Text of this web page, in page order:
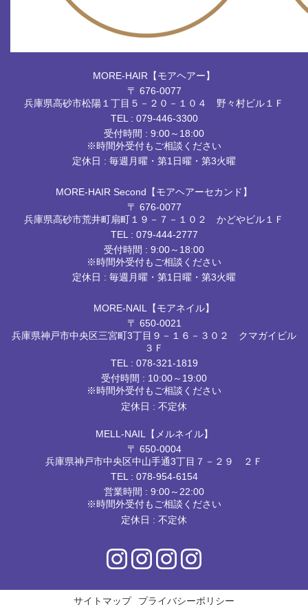
MORE-HAIR【モアヘアー】
〒 676-0077
兵庫県高砂市松陽１丁目５－２０－１０４ 野々村ビル１Ｆ
TEL : 079-446-3300
受付時間 : 9:00～18:00
※時間外受付もご相談ください
定休日 : 毎週月曜・第1日曜・第3火曜
MORE-HAIR Second【モアヘアーセカンド】
〒 676-0077
兵庫県高砂市荒井町扇町１９－７－１０２ かどやビル１Ｆ
TEL : 079-444-2777
受付時間 : 9:00～18:00
※時間外受付もご相談ください
定休日 : 毎週月曜・第1日曜・第3火曜
MORE-NAIL【モアネイル】
〒 650-0021
兵庫県神戸市中央区三宮町3丁目９－１６－３０２ クマガイビル
３Ｆ
TEL : 078-321-1819
受付時間 : 10:00～19:00
※時間外受付もご相談ください
定休日 : 不定休
MELL-NAIL【メルネイル】
〒 650-0004
兵庫県神戸市中央区中山手通3丁目７－２９ ２Ｆ
TEL : 078-954-6154
営業時間 : 9:00～22:00
※時間外受付もご相談ください
定休日 : 不定休
サイトマップ
プライバシーポリシー